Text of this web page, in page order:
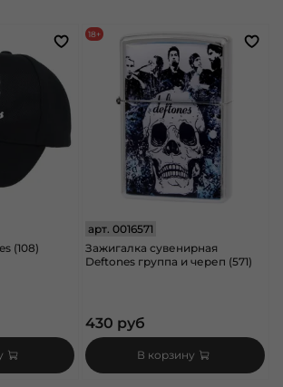
(108)
18+
арт.0016571
Зажигалка сувенирная
Deftones группа и череп (571)
430 руб
В корзину